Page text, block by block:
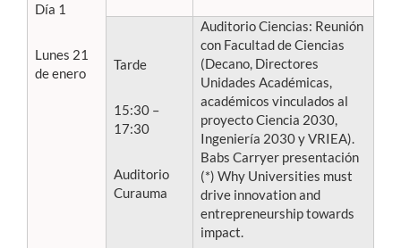
Día 1
Lunes 21
de enero
Tarde
15:30 –
17:30
Auditorio
Curauma
Auditorio Ciencias: Reunión
con Facultad de Ciencias
(Decano, Directores
Unidades Académicas,
académicos vinculados al
proyecto Ciencia 2030,
Ingeniería 2030 y VRIEA).
Babs Carryer presentación
(*) Why Universities must
drive innovation and
entrepreneurship towards
impact.